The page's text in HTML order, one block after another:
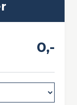
0,-